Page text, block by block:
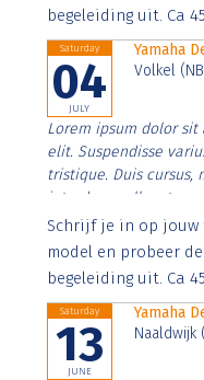
begeleiding uit. Ca
Saturday
04
JULY
Yamaha
Volkel
Lorem ipsum dolor
elit. Suspendisse
tristique. Duis cursus,
interdum nulla, ut
Aenean faucibus nibh
imperdiet. Nunc ut
Schrijf je in op jouw
model en probeer
begeleiding uit. Ca
Saturday
13
JUNE
Yamaha
Naaldwijk